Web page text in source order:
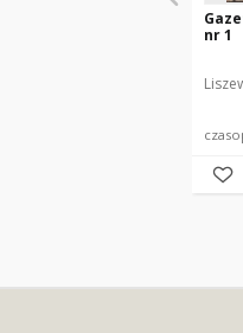
nr 1